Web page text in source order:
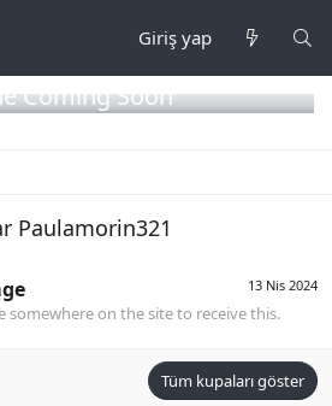
Giriş yap
Coming Soon
Paulamorin321
13 Nis 2024
somewhere on the site to receive this.
Tüm kupaları göster